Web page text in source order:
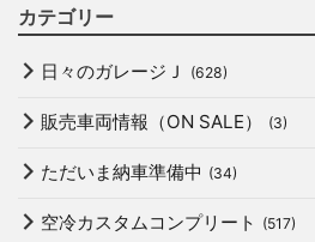
カテゴリー
日々のガレージＪ (628)
販売車両情報（ON SALE） (3)
ただいま納車準備中 (34)
空冷カスタムコンプリート (517)